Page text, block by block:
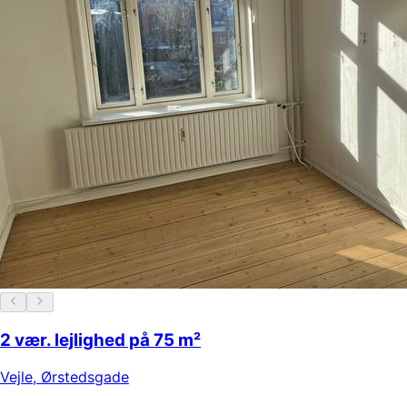
2 vær. lejlighed på 75 m²
Vejle, Ørstedsgade